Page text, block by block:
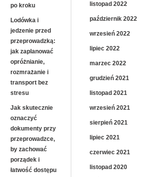
po kroku
Lodówka i
jedzenie przed
przeprowadzką:
jak zaplanować
opróżnianie,
rozmrażanie i
transport bez
stresu
Jak skutecznie
oznaczyć
dokumenty przy
przeprowadzce,
by zachować
porządek i
łatwość dostępu
listopad 2022
październik 2022
wrzesień 2022
lipiec 2022
marzec 2022
grudzień 2021
listopad 2021
wrzesień 2021
sierpień 2021
lipiec 2021
czerwiec 2021
listopad 2020